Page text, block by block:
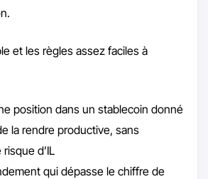
et les règles assez faciles à
position dans un stablecoin donné
la rendre productive, sans
d’IL
qui dépasse le chiffre de